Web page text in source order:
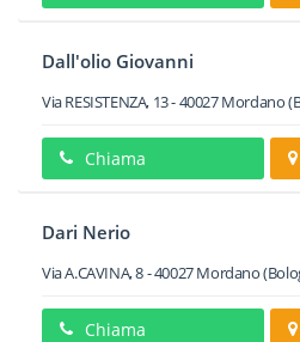
Dall'olio Giovanni
Via RESISTENZA, 13-40027Mordano
Chiama
Dari Nerio
Via A.CAVINA, 8-40027Mordano
Chiama